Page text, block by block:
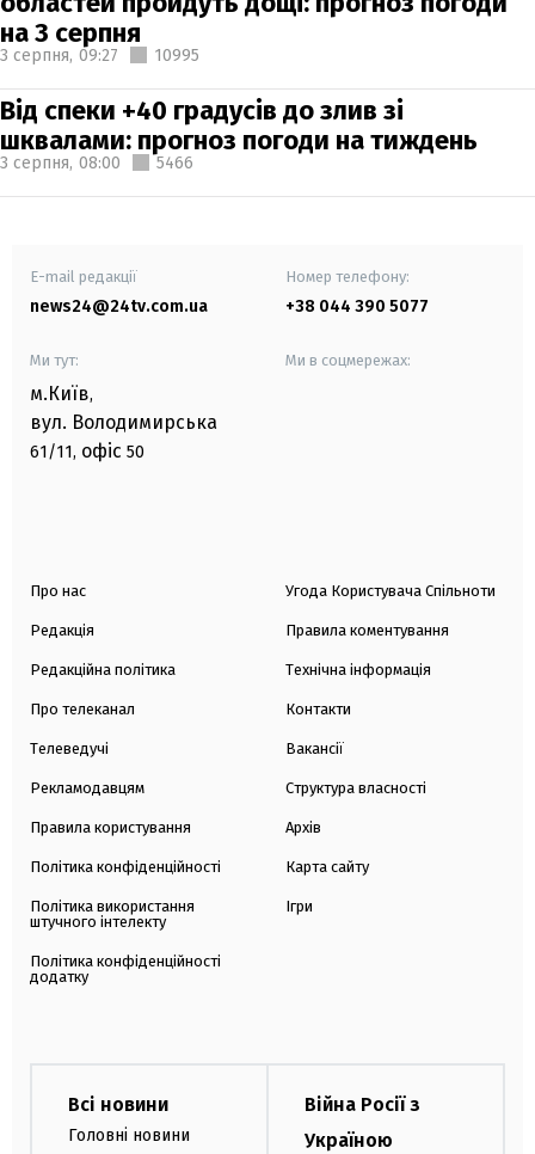
на 3 серпня
3 серпня, 09:27 10995
Від спеки +40 градусів до злив зі
шквалами: прогноз погоди на тиждень
3 серпня, 08:00 5466
E-mail редакції
news24@24tv.com.ua
Номер телефону:
+38 044 390 5077
Ми тут:
м.Київ,
вул. Володимирська
61/11, офіс 50
Ми в соцмережах:
Про нас
Редакція
Редакційна політика
Про телеканал
Телеведучі
Рекламодавцям
Правила користування
Політика конфіденційності
Політика використання
штучного інтелекту
Політика конфіденційності
додатку
Угода Користувача Спільноти
Правила коментування
Технічна інформація
Контакти
Вакансії
Структура власності
Архів
Карта сайту
Ігри
Всі новини
Головні новини
Війна Росії з
Україною